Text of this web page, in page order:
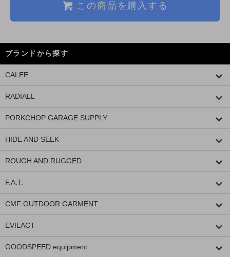
この商品を購入する
ブランドから探す
CALEE
RADIALL
PORKCHOP GARAGE SUPPLY
HIDE AND SEEK
ROUGH AND RUGGED
F.A.T.
CMF OUTDOOR GARMENT
EVILACT
GOODSPEED equipment